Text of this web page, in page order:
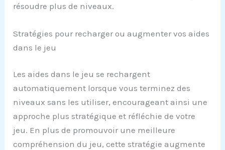
résoudre plus de niveaux.
Stratégies pour recharger ou augmenter vos aides
dans le jeu
Les aides dans le jeu se rechargent
automatiquement lorsque vous terminez des
niveaux sans les utiliser, encourageant ainsi une
approche plus stratégique et réfléchie de votre
jeu. En plus de promouvoir une meilleure
compréhension du jeu, cette stratégie augmente